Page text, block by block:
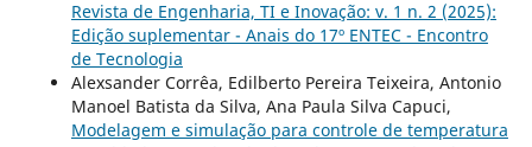
Revista de Engenharia, TI e Inovação: v. 1 n. 2 (2025):
Edição suplementar - Anais do 17º ENTEC - Encontro
de Tecnologia
Alexsander Corrêa, Edilberto Pereira Teixeira, Antonio
Manoel Batista da Silva, Ana Paula Silva Capuci,
Modelagem e simulação para controle de temperatura